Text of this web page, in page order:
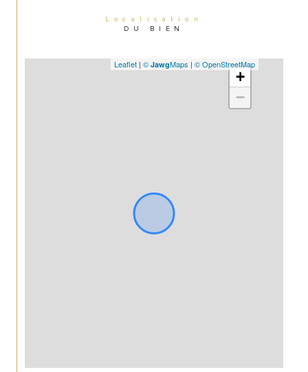
Localisation
DU BIEN
+
−
Leaflet | © JawgMaps | © OpenStreetMap